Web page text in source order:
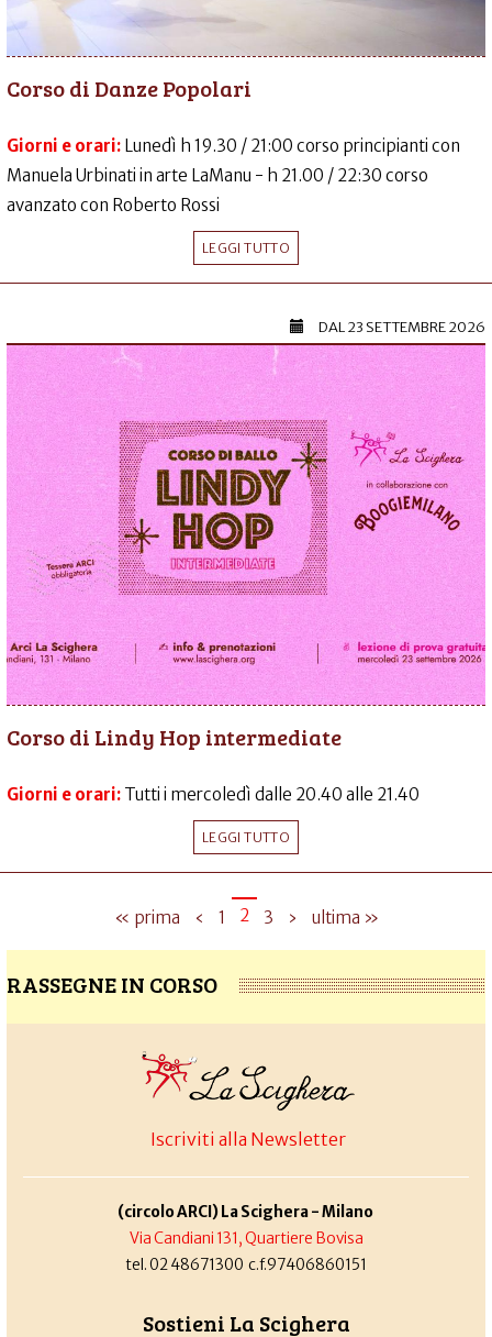
Corso di Danze Popolari
Giorni e orari: Lunedì h 19.30 / 21:00 corso principianti con
Manuela Urbinati in arte LaManu - h 21.00 / 22:30 corso
avanzato con Roberto Rossi
LEGGI TUTTO
DAL23 SETTEMBRE 2026
Corso di Lindy Hop intermediate
Giorni e orari: Tutti i mercoledì dalle 20.40 alle 21.40
LEGGI TUTTO
« prima ‹ 1 2 3 › ultima »
RASSEGNE IN CORSO
Iscriviti alla Newsletter
(circolo ARCI) La Scighera - Milano
Via Candiani 131, Quartiere Bovisa
tel. 02 48671300 c.f.97406860151
Sostieni La Scighera